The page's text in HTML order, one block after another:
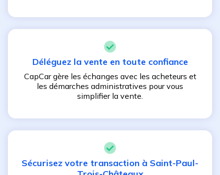
Déléguez la vente en toute confiance
CapCar gère les échanges avec les acheteurs et
les démarches administratives pour vous
simplifier la vente.
Sécurisez votre transaction à Saint-Paul-